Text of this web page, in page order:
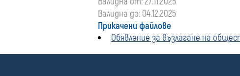
Валидна до: 04.12.2025
Прикачени файлове
Обявление за възлагане на